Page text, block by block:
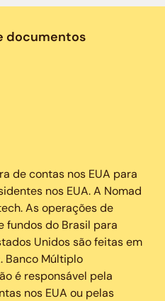
documentos
de contas nos EUA para
nos EUA. A Nomad
As operações de
fundos do Brasil para
Unidos são feitas em
Banco Múltiplo
é responsável pela
nos EUA ou pelas